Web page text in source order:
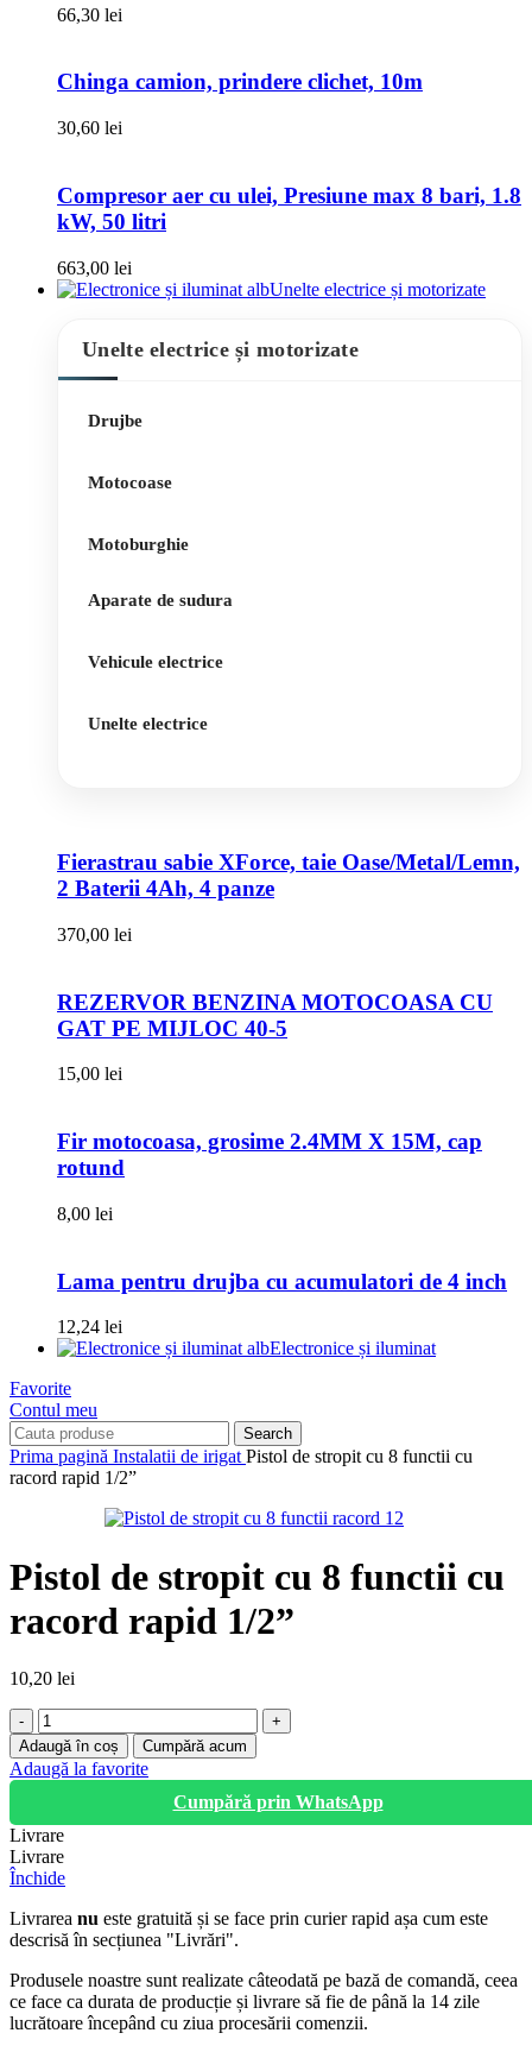
66,30 lei
Chinga camion, prindere clichet, 10m
30,60 lei
Compresor aer cu ulei, Presiune max 8 bari, 1.8
kW, 50 litri
663,00 lei
Unelte electrice și motorizate
Unelte electrice și motorizate
Drujbe
Motocoase
Motoburghie
Aparate de sudura
Vehicule electrice
Unelte electrice
Fierastrau sabie XForce, taie Oase/Metal/Lemn,
2 Baterii 4Ah, 4 panze
370,00 lei
REZERVOR BENZINA MOTOCOASA CU
GAT PE MIJLOC 40-5
15,00 lei
Fir motocoasa, grosime 2.4MM X 15M, cap
rotund
8,00 lei
Lama pentru drujba cu acumulatori de 4 inch
12,24 lei
Electronice și iluminat
Favorite
Contul meu
Search
Prima pagină Instalatii de irigat Pistol de stropit cu 8 functii cu
racord rapid 1/2”
Pistol de stropit cu 8 functii cu
racord rapid 1/2”
10,20 lei
Cantitate
Pistol
de
stropit
8
functii
cu
racord
1/2”
Adaugă în coș Cumpără acum
Adaugă la favorite
Cumpără prin WhatsApp
Livrare
Livrare
Închide
Livrarea nu este gratuită și se face prin curier rapid așa cum este
descrisă în secțiunea "Livrări".
Produsele noastre sunt realizate câteodată pe bază de comandă, ceea
ce face ca durata de producție și livrare să fie de până la 14 zile
lucrătoare începând cu ziua procesării comenzii.